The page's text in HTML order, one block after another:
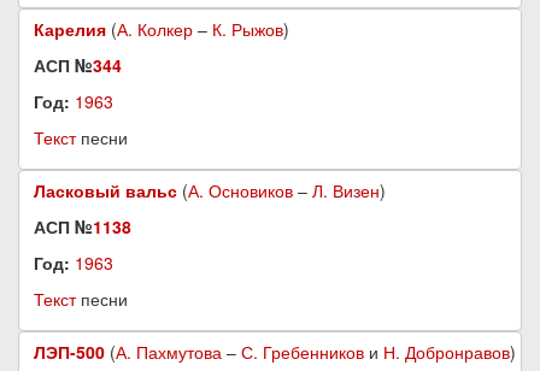
Карелия (А. Колкер – К. Рыжов)
АСП №344
Год: 1963
Текстпесни
Ласковый вальс (А. Основиков – Л. Визен)
АСП №1138
Год: 1963
Текстпесни
ЛЭП-500 (А. Пахмутова – С. Гребенников и Н. Добронравов)